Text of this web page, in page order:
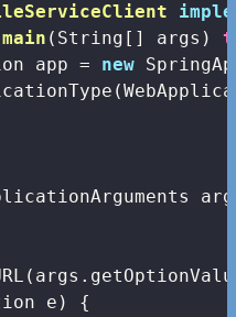
main (String[] args)
app =
new
e) {